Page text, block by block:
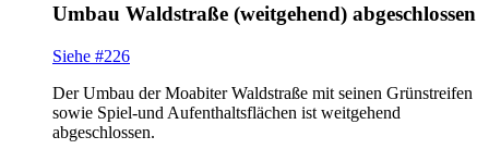
Umbau Waldstraße (weitgehend) abgeschlossen
Siehe #226
Der Umbau der Moabiter Waldstraße mit seinen Grünstreifen
sowie Spiel-und Aufenthaltsflächen ist weitgehend
abgeschlossen.